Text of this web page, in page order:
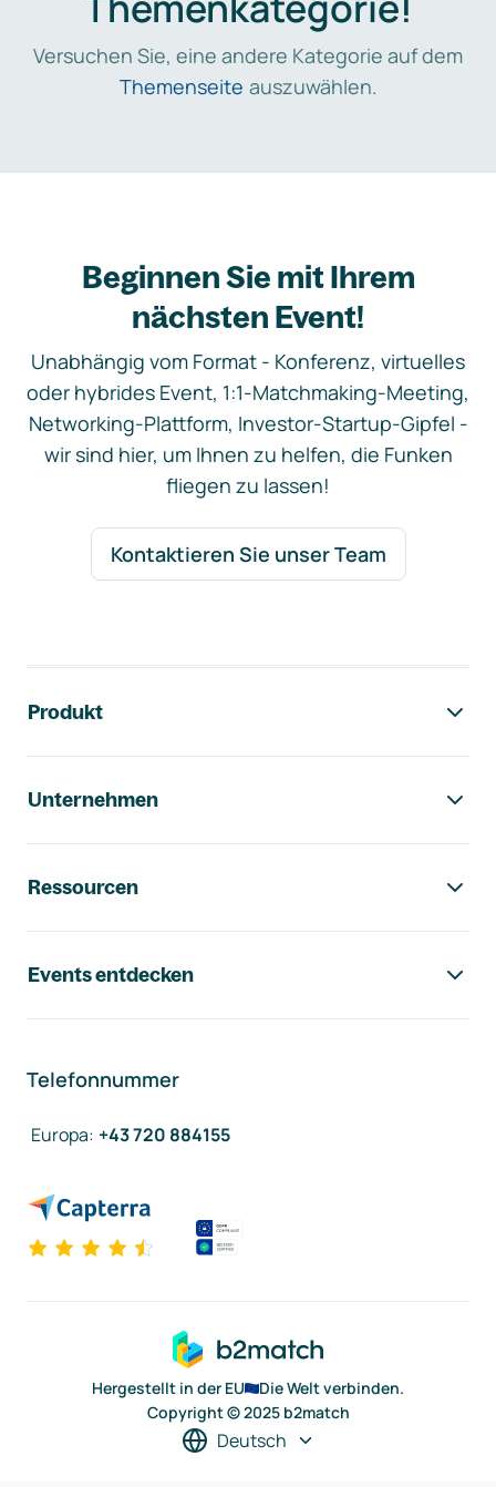
Versuchen Sie, eine andere Kategorie auf dem
Themenseite auszuwählen.
Beginnen Sie mit Ihrem
nächsten Event!
Unabhängig vom Format - Konferenz, virtuelles
oder hybrides Event, 1:1-Matchmaking-Meeting,
Networking-Plattform, Investor-Startup-Gipfel -
wir sind hier, um Ihnen zu helfen, die Funken
fliegen zu lassen!
Kontaktieren Sie unser Team
Produkt
Unternehmen
Ressourcen
Events entdecken
Telefonnummer
Europa: +43 720 884155
Hergestellt in der EU
Die Welt verbinden.
Copyright © 2025 b2match
Deutsch